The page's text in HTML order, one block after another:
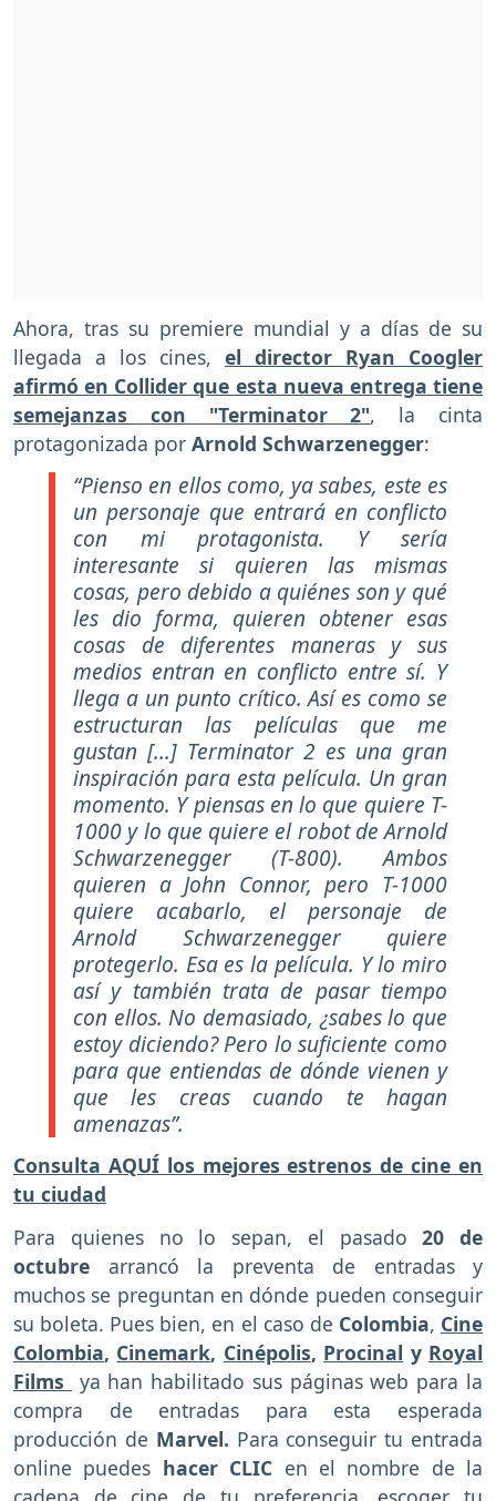
Ahora, tras su premiere mundial y a días de su
llegada a los cines, el director Ryan Coogler
afirmó en Collider que esta nueva entrega tiene
semejanzas con "Terminator 2", la cinta
protagonizada por Arnold Schwarzenegger:
“Pienso en ellos como, ya sabes, este es
un personaje que entrará en conflicto
con mi protagonista. Y sería
interesante si quieren las mismas
cosas, pero debido a quiénes son y qué
les dio forma, quieren obtener esas
cosas de diferentes maneras y sus
medios entran en conflicto entre sí. Y
llega a un punto crítico. Así es como se
estructuran las películas que me
gustan [...] Terminator 2 es una gran
inspiración para esta película. Un gran
momento. Y piensas en lo que quiere T-
1000 y lo que quiere el robot de Arnold
Schwarzenegger (T-800). Ambos
quieren a John Connor, pero T-1000
quiere acabarlo, el personaje de
Arnold Schwarzenegger quiere
protegerlo. Esa es la película. Y lo miro
así y también trata de pasar tiempo
con ellos. No demasiado, ¿sabes lo que
estoy diciendo? Pero lo suficiente como
para que entiendas de dónde vienen y
que les creas cuando te hagan
amenazas”.
Consulta AQUÍ los mejores estrenos de cine en
tu ciudad
Para quienes no lo sepan, el pasado20 de
octubre arrancó la preventa de entradas y
muchos se preguntan en dónde pueden conseguir
su boleta. Pues bien, en el caso de Colombia, Cine
Colombia, Cinemark, Cinépolis, Procinal y Royal
Films
ya han habilitado sus páginas web para la
compra de entradas para esta esperada
producción de Marvel. Para conseguir tu entrada
online puedes hacer CLIC en el nombre de la